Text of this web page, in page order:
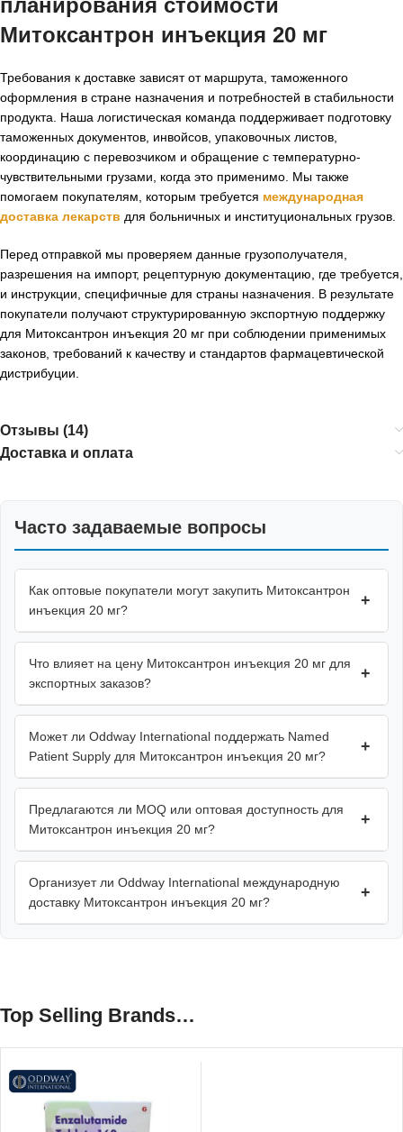
планирования стоимости
Митоксантрон инъекция 20 мг
Требования к доставке зависят от маршрута, таможенного
оформления в стране назначения и потребностей в стабильности
продукта. Наша логистическая команда поддерживает подготовку
таможенных документов, инвойсов, упаковочных листов,
координацию с перевозчиком и обращение с температурно-
чувствительными грузами, когда это применимо. Мы также
помогаем покупателям, которым требуется международная
доставка лекарств для больничных и институциональных грузов.
Перед отправкой мы проверяем данные грузополучателя,
разрешения на импорт, рецептурную документацию, где требуется,
и инструкции, специфичные для страны назначения. В результате
покупатели получают структурированную экспортную поддержку
для Митоксантрон инъекция 20 мг при соблюдении применимых
законов, требований к качеству и стандартов фармацевтической
дистрибуции.
Отзывы (14)
Доставка и оплата
Часто задаваемые вопросы
Как оптовые покупатели могут закупить Митоксантрон
инъекция 20 мг?
+
Что влияет на цену Митоксантрон инъекция 20 мг для
экспортных заказов?
+
Может ли Oddway International поддержать Named
Patient Supply для Митоксантрон инъекция 20 мг?
+
Предлагаются ли MOQ или оптовая доступность для
Митоксантрон инъекция 20 мг?
+
Организует ли Oddway International международную
доставку Митоксантрон инъекция 20 мг?
+
Top Selling Brands…